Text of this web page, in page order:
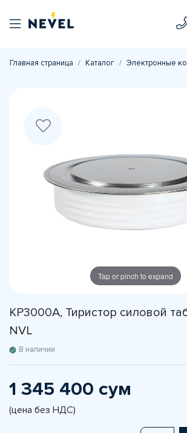
Главная страница Каталог Электронные
Tap or pinch to expand
KP3000A, Тиристор силовой
NVL
В наличии
1 345 400 сум
(цена без НДС)